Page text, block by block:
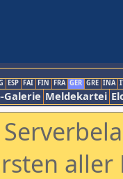
ESP FAI FIN FRA GER GRE INA
Galerie Meldekartei
aller